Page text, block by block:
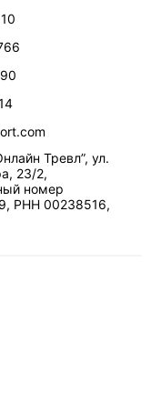
Тревл”, ул.
23/2,
номер
РНН 00238516,